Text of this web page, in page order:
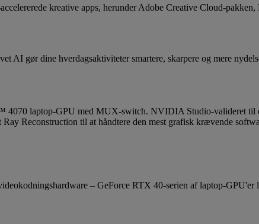
kreative apps, herunder Adobe Creative Cloud-
AI gør dine hverdagsaktiviteter smartere, skarpere og mere
4070 laptop-GPU med MUX-switch. NVIDIA Studio-valideret til
Reconstruction til at håndtere den mest grafisk krævende
– GeForce RTX 40-serien af laptop-